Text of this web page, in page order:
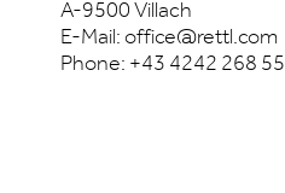
A-9500 Villach
E-Mail:office@rettl.com
Phone: +43 4242 268 55